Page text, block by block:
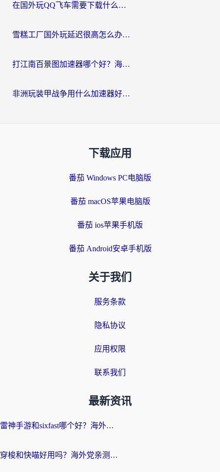
在国外玩QQ飞车需要下载什么加速器呢？海外党亲测有效的国服游戏加速指南
雪糕工厂国外玩延迟很高怎么办？海外玩家国服游戏加速终极攻略（附实测推荐）
打江南百景图加速器哪个好？海外党踩坑N次后，终于找到不卡的秘诀
非洲玩装甲战争用什么加速器好？海外党亲测有效的国服游戏加速方案
下载应用
番茄 Windows PC电脑版
番茄 macOS苹果电脑版
番茄 ios苹果手机版
番茄 Android安卓手机版
关于我们
服务条款
隐私协议
应用权限
联系我们
最新资讯
雷神手游和sixfast哪个好？海外党亲测3款回国加速器，教你选对不踩坑
穿梭和快喵好用吗？海外党亲测：小众加速器对比+番茄加速器深度体验